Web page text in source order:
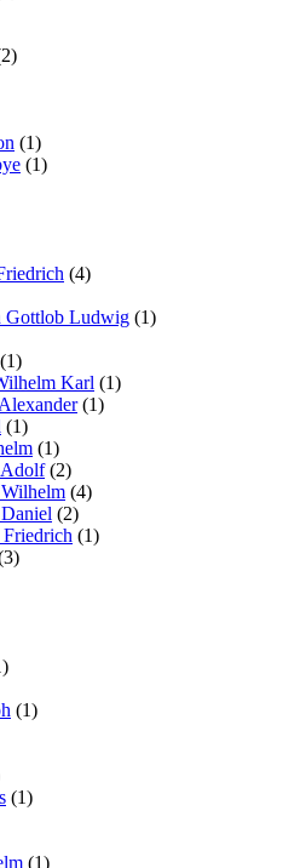
(1)
(1)
(4)
Gottlob Ludwig (1)
(1)
Karl (1)
(1)
(1)
(1)
Adolf(2)
(4)
(2)
(1)
(1)
(1)
(1)